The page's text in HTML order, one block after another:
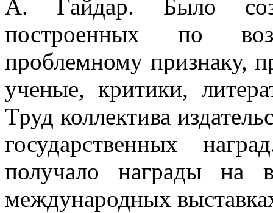
А. Гайдар. Было
построенных по
проблемному признаку,
ученые, критики,
Труд коллектива
государственных
получало награды на
международных